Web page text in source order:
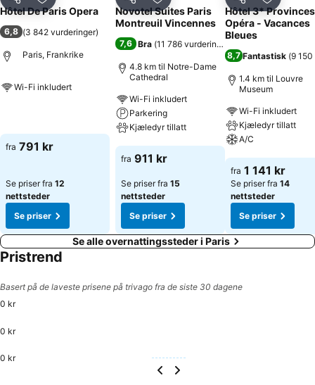
Del Legg til i favoritter
Hôtel De Paris Opera
6,8 (3 842 vurderinger)
Paris, Frankrike
Wi-Fi inkludert
fra 791 kr
Se priser fra 12
nettsteder
Se priser
Del Legg til i favoritter
Novotel Suites Paris
Montreuil Vincennes
7,6 Bra (11 786 vurderinger
4.8 km til Notre-Dame
Cathedral
Wi-Fi inkludert
Parkering
Kjæledyr tillatt
Se priser
fra 911 kr
Se priser fra 15
nettsteder
Se priser
Del Legg til
Hôtel 3* Provinces
Opéra - Vacances
Bleues
8,7 Fantastisk (9 150
1.4 km til Louvre
Museum
Wi-Fi inkludert
Kjæledyr tillatt
A/C
Se priser
fra 1 141 kr
Se priser fra 14
nettsteder
Se priser
Se alle overnattingssteder i Paris
Pristrend
Basert på de laveste prisene på trivago fra de siste 30 dagene
0 kr
0 kr
0 kr